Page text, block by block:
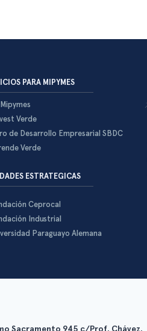
PARA MIPYMES
Verde
de Desarrollo Empresarial SBDC
Verde
ESTRATEGICAS
Ceprocal
Industrial
Paraguayo Alemana
Sacramento 945 c/Prof. Chávez.